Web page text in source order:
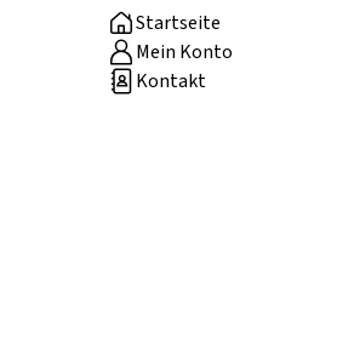
Startseite
Mein Konto
Kontakt